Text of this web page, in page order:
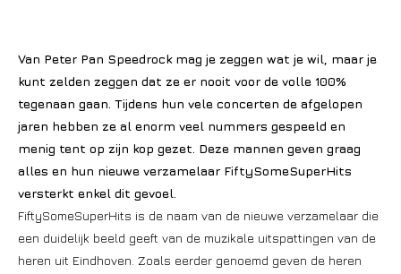
Van Peter Pan Speedrock mag je zeggen wat je wil, maar je
kunt zelden zeggen dat ze er nooit voor de volle 100%
tegenaan gaan. Tijdens hun vele concerten de afgelopen
jaren hebben ze al enorm veel nummers gespeeld en
menig tent op zijn kop gezet. Deze mannen geven graag
alles en hun nieuwe verzamelaar FiftySomeSuperHits
versterkt enkel dit gevoel.
FiftySomeSuperHits is de naam van de nieuwe verzamelaar die
een duidelijk beeld geeft van de muzikale uitspattingen van de
heren uit Eindhoven. Zoals eerder genoemd geven de heren